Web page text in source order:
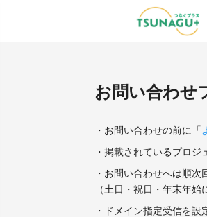
お問い合わせ
・お問い合わせの前に「
・掲載されているプロ
・お問い合わせへは順
（土日・祝日・年末年
・ドメイン指定受信を